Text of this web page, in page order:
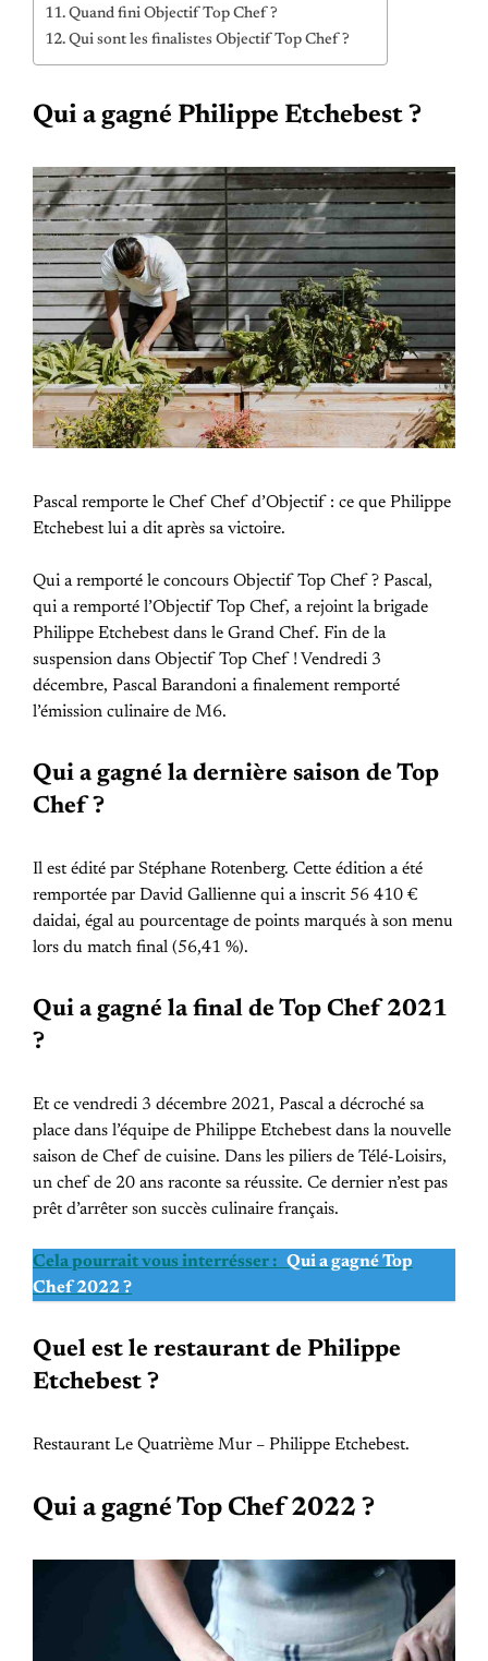
Quand fini Objectif Top Chef ?
Qui sont les finalistes Objectif Top Chef ?
Qui a gagné Philippe Etchebest ?
Pascal remporte le Chef Chef d’Objectif : ce que Philippe
Etchebest lui a dit après sa victoire.
Qui a remporté le concours Objectif Top Chef ? Pascal,
qui a remporté l’Objectif Top Chef, a rejoint la brigade
Philippe Etchebest dans le Grand Chef. Fin de la
suspension dans Objectif Top Chef ! Vendredi 3
décembre, Pascal Barandoni a finalement remporté
l’émission culinaire de M6.
Qui a gagné la dernière saison de Top
Chef ?
Il est édité par Stéphane Rotenberg. Cette édition a été
remportée par David Gallienne qui a inscrit 56 410 €
daidai, égal au pourcentage de points marqués à son menu
lors du match final (56,41 %).
Qui a gagné la final de Top Chef 2021
?
Et ce vendredi 3 décembre 2021, Pascal a décroché sa
place dans l’équipe de Philippe Etchebest dans la nouvelle
saison de Chef de cuisine. Dans les piliers de Télé-Loisirs,
un chef de 20 ans raconte sa réussite. Ce dernier n’est pas
prêt d’arrêter son succès culinaire français.
Cela pourrait vous interrésser : Qui a gagné Top
Chef 2022 ?
Quel est le restaurant de Philippe
Etchebest ?
Restaurant Le Quatrième Mur – Philippe Etchebest.
Qui a gagné Top Chef 2022 ?